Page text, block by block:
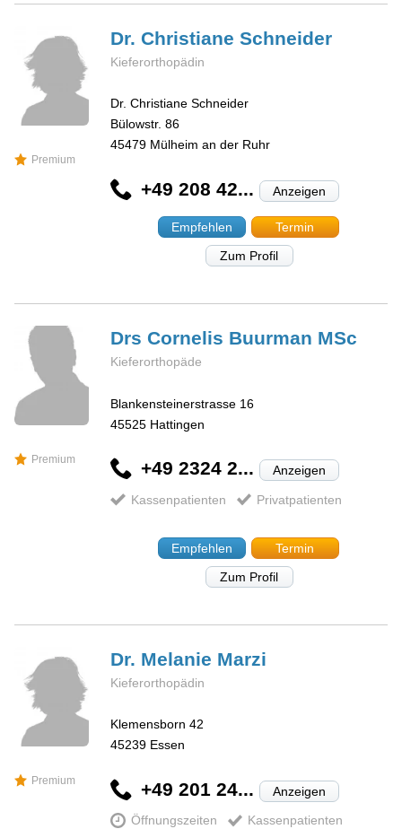
Premium
Dr. ChristianeSchneider
Kieferorthopädin
Dr. Christiane Schneider
Bülowstr. 86
45479 Mülheim an der Ruhr
+49 208 42... Anzeigen
Empfehlen
Termin
Zum Profil
Premium
Drs Cornelis Buurman MSc
Kieferorthopäde
Blankensteinerstrasse 16
45525 Hattingen
+49 2324 2... Anzeigen
Kassenpatienten Privatpatienten
Empfehlen
Termin
Zum Profil
Premium
Dr. Melanie Marzi
Kieferorthopädin
Klemensborn 42
45239 Essen
+49 201 24... Anzeigen
Öffnungszeiten
Kassenpatienten